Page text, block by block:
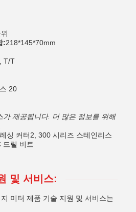
:218*145*70mm
T/T
20
가 제공됩니다. 더 많은 정보를 위해
싱 커터2, 300 시리즈 스테인리스
드릴 비트
및 서비스:
미터 제품 기술 지원 및 서비스는